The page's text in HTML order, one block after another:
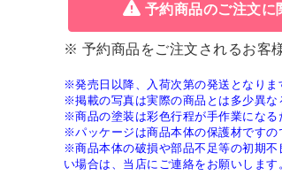
予約商品のご注文に
※ 予約商品をご注文されるお客
※発売日以降、入荷次第の発送となりま
※掲載の写真は実際の商品とは多少異な
※商品の塗装は彩色行程が手作業になる
※パッケージは商品本体の保護材ですの
※商品本体の破損や部品不足等の初期
い場合は、当店にご連絡をお願いします